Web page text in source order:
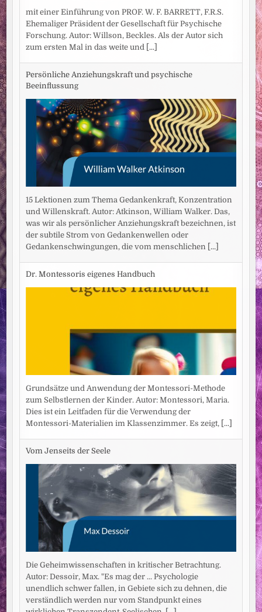
mit einer Einführung von PROF. W. F. BARRETT, F.R.S.
Ehemaliger Präsident der Gesellschaft für Psychische
Forschung. Autor: Willson, Beckles. Als der Autor sich
zum ersten Mal in das weite und
[...]
Persönliche Anziehungskraft und psychische
Beeinflussung
15 Lektionen zum Thema Gedankenkraft, Konzentration
und Willenskraft. Autor: Atkinson, William Walker. Das,
was wir als persönlicher Anziehungskraft bezeichnen, ist
der subtile Strom von Gedankenwellen oder
Gedankenschwingungen, die vom menschlichen
[...]
Dr. Montessoris eigenes Handbuch
Grundsätze und Anwendung der Montessori-Methode
zum Selbstlernen der Kinder. Autor: Montessori, Maria.
Dies ist ein Leitfaden für die Verwendung der
Montessori-Materialien im Klassenzimmer. Es zeigt,
[...]
Vom Jenseits der Seele
Die Geheimwissenschaften in kritischer Betrachtung.
Autor: Dessoir, Max. "Es mag der ... Psychologie
unendlich schwer fallen, in Gebiete sich zu dehnen, die
verständlich werden nur vom Standpunkt eines